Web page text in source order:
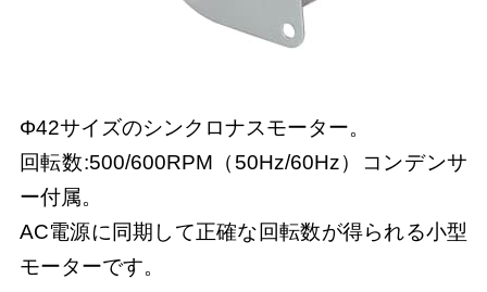
Φ42サイズのシンクロナスモーター。
回転数:500/600RPM（50Hz/60Hz）コンデンサ
ー付属。
AC電源に同期して正確な回転数が得られる小型
モーターです。